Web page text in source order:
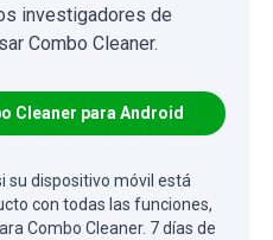
investigadores de
Combo Cleaner.
Cleaner para Android
su dispositivo móvil está
con todas las funciones,
Combo Cleaner. 7 días de